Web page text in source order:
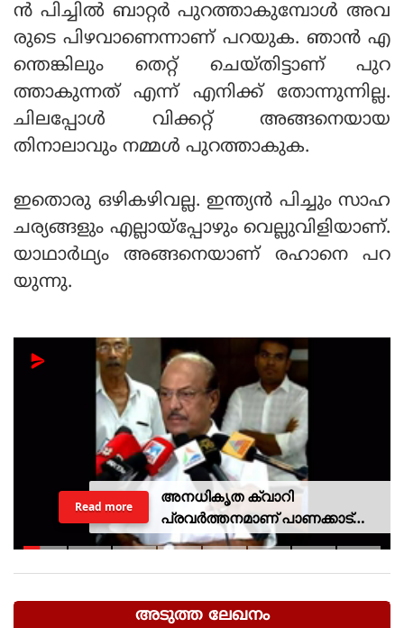
ൻ പിച്ചിൽ ബാറ്റർ പുറത്താകുമ്പോൾ അവ
രുടെ പിഴവാണെന്നാണ് പറയുക. ഞാൻ എ
ന്തെങ്കിലും തെറ്റ് ചെയ്തിട്ടാണ് പുറ
ത്താകുന്നത് എന്ന് എനിക്ക് തോന്നുന്നില്ല.
ചിലപ്പോൾ വിക്കറ്റ് അങ്ങനെയായ
തിനാലാവും നമ്മൾ പുറത്താകുക.
ഇതൊരു ഒഴികഴിവല്ല. ഇന്ത്യൻ പിച്ചും സാഹ
ചര്യങ്ങളും എല്ലായ്പ്പോഴും വെല്ലുവിളിയാണ്.
യാഥാർഥ്യം അങ്ങനെയാണ് രഹാനെ പറ
യുന്നു.
അനധികൃത ക്വാറി
പ്രവര്‍ത്തനമാണ് പാണക്കാട്
ഉരുള്‍പൊട്ടലിന്
Read more
അടുത്ത ലേഖനം